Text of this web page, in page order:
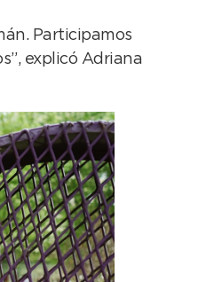
Participamos
explicó Adriana